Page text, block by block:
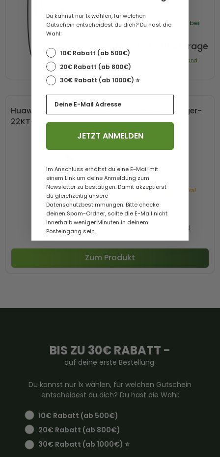
Lieferzeit1-3 Werktage bei
Angebot auf Anfrage
Preis mit 0% MwSt. zzgl. Versand
Huawei 22 kW Wallbox Smart Charger Scharger-
22KT-S0
Bald wieder da. Jetzt E-Mail
636,65 €*
Preis inkl. MwSt. zzgl. Versand
Zum Produkt
BIS ZU 30€ RABATT -
auf deine erste Bestellung.
Du kannst nur 1x wählen, für welchen Gutschein
entscheidest du dich? Du hast die Wahl:
10€ Rabatt (ab 500€)
20€ Rabatt (ab 800€)
30€ Rabatt (ab 1000€) ⭐️
Du kannst nur 1x wählen, für welchen
Gutschein entscheidest du dich? Du hast die
Wahl:
10€ Rabatt (ab 500€)
20€ Rabatt (ab 800€)
30€ Rabatt (ab 1000€) ⭐️
JETZT ANMELDEN
Im Anschluss erhältst du eine E-Mail mit
einem Link um deine Anmeldung zum
Newsletter zu bestätigen. Damit akzeptierst
du gleichzeitig unsere
Datenschutzbestimmungen. Bitte checke
deinen Spam-Ordner, sollte die E-Mail nicht
innerhalb weniger Minuten in deinem
Posteingang sein.